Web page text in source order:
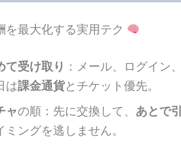
を最大化する実用テク
て受け取り ：メール、ログイン
は課金通貨とチケット優先。
ャの順：先に交換して、 あとで
ングを逃しません。